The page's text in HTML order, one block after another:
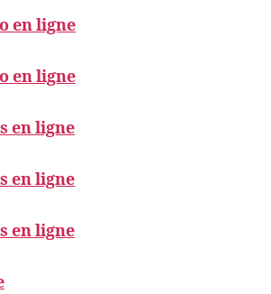
en ligne
en ligne
en ligne
en ligne
en ligne